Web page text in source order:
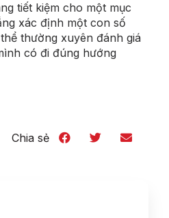
tiết kiệm cho một mục
xác định một con số
thường xuyên đánh giá
có đi đúng hướng
Chia sẻ